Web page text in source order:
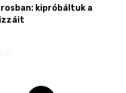
kipróbáltuk a